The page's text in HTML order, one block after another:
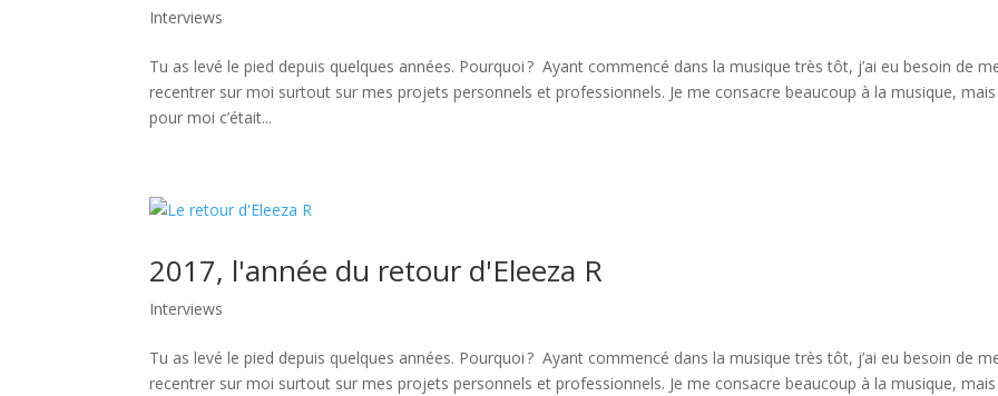
Interviews
Tu as levé le pied depuis quelques années. Pourquoi ? Ayant commencé dans la musique très tôt, j’ai eu besoin de
recentrer sur moi surtout sur mes projets personnels et professionnels. Je me consacre beaucoup à la musique, mais
pour moi c’était...
2017, l'année du retour d'Eleeza R
Interviews
Tu as levé le pied depuis quelques années. Pourquoi ? Ayant commencé dans la musique très tôt, j’ai eu besoin de
recentrer sur moi surtout sur mes projets personnels et professionnels. Je me consacre beaucoup à la musique, mais